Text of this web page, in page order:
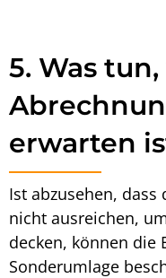
5. Was
erwarten
Ist abzusehen, dass
nicht ausreichen,
decken, können die
Sonderumlage